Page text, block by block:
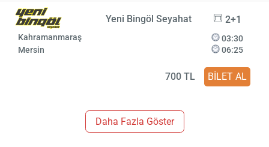
Yeni Bingöl Seyahat 2+1
Kahramanmaraş
Mersin
03:30
06:25
700 TL BİLET AL
Daha Fazla Göster